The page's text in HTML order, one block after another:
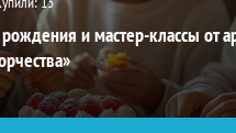
и мастер-классы от